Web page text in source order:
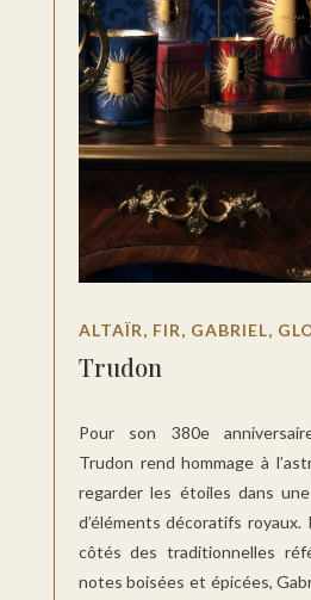
ALTAÏR, FIR, GABRIEL,
Trudon
Pour son 380e
Trudon rend hommage à
regarder les étoiles dans
d’éléments décoratifs royaux.
côtés des traditionnelles
notes boisées et épicées,